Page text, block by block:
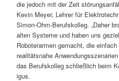
die jedoch mit der Zeit
Kevin Meyer, Lehrer für
Simon-Ohm-Berufskolleg. „Daher
alten Systeme und haben uns
Roboterarmen gemacht, die
realitätsnahe
das Berufskolleg schließlich beim
igus.